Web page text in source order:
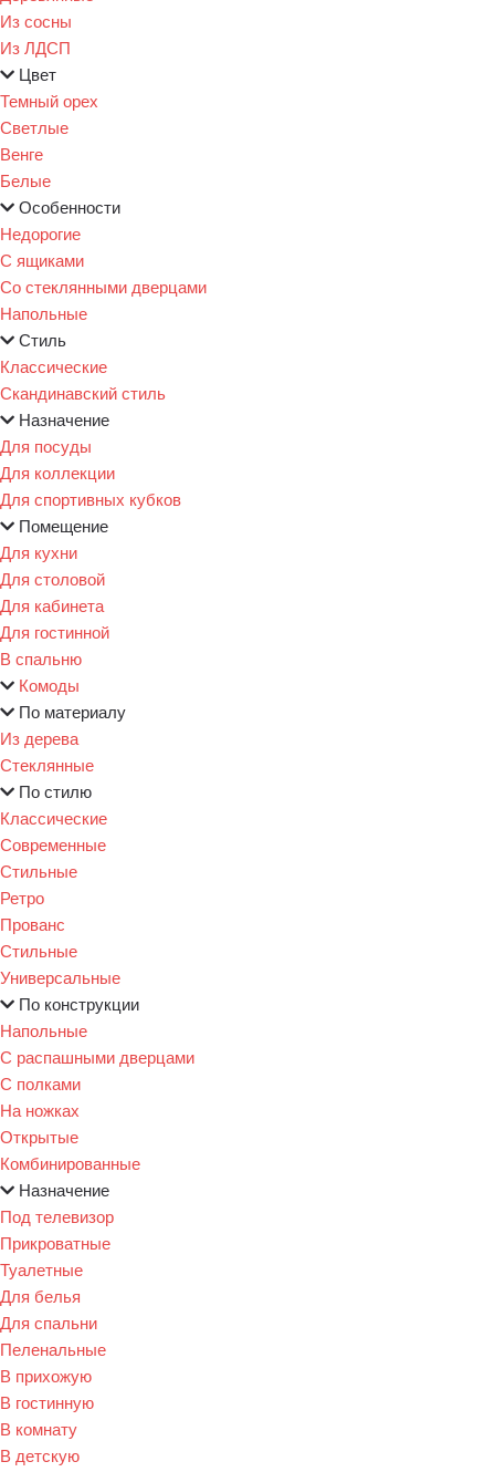
Из сосны
Из ЛДСП
Цвет
Темный орех
Светлые
Венге
Белые
Особенности
Недорогие
С ящиками
Со стеклянными дверцами
Напольные
Стиль
Классические
Скандинавский стиль
Назначение
Для посуды
Для коллекции
Для спортивных кубков
Помещение
Для кухни
Для столовой
Для кабинета
Для гостинной
В спальню
Комоды
По материалу
Из дерева
Стеклянные
По стилю
Классические
Современные
Стильные
Ретро
Прованс
Стильные
Универсальные
По конструкции
Напольные
С распашными дверцами
С полками
На ножках
Открытые
Комбинированные
Назначение
Под телевизор
Прикроватные
Туалетные
Для белья
Для спальни
Пеленальные
В прихожую
В гостинную
В комнату
В детскую